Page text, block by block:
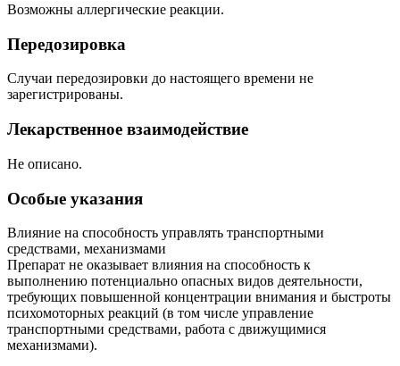
Возможны аллергические реакции.
Передозировка
Случаи передозировки до настоящего времени не
зарегистрированы.
Лекарственное взаимодействие
Не описано.
Особые указания
Влияние на способность управлять транспортными
средствами, механизмами
Препарат не оказывает влияния на способность к
выполнению потенциально опасных видов деятельности,
требующих повышенной концентрации внимания и быстроты
психомоторных реакций (в том числе управление
транспортными средствами, работа с движущимися
механизмами).